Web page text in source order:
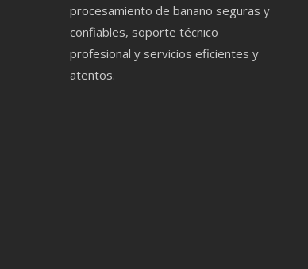
procesamiento de banano seguras y
confiables, soporte técnico
profesional y servicios eficientes y
atentos.